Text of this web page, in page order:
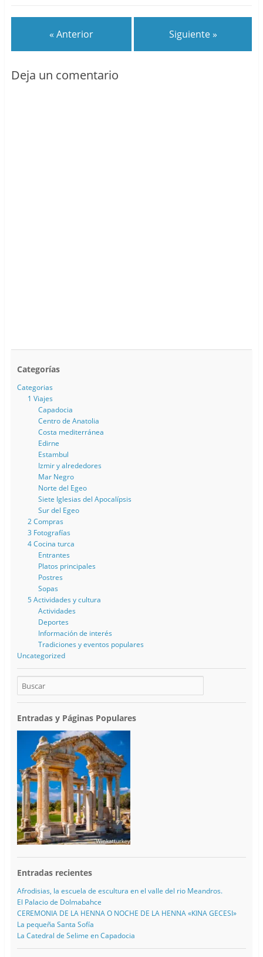
« Anterior Siguiente »
Deja un comentario
Categorías
Categorias
1 Viajes
Capadocia
Centro de Anatolia
Costa mediterránea
Edirne
Estambul
Izmir y alrededores
Mar Negro
Norte del Egeo
Siete Iglesias del Apocalípsis
Sur del Egeo
2 Compras
3 Fotografías
4 Cocina turca
Entrantes
Platos principales
Postres
Sopas
5 Actividades y cultura
Actividades
Deportes
Información de interés
Tradiciones y eventos populares
Uncategorized
Entradas y Páginas Populares
Entradas recientes
Afrodisias, la escuela de escultura en el valle del rio Meandros.
El Palacio de Dolmabahce
CEREMONIA DE LA HENNA O NOCHE DE LA HENNA «KINA GECESI»
La pequeña Santa Sofía
La Catedral de Selime en Capadocia